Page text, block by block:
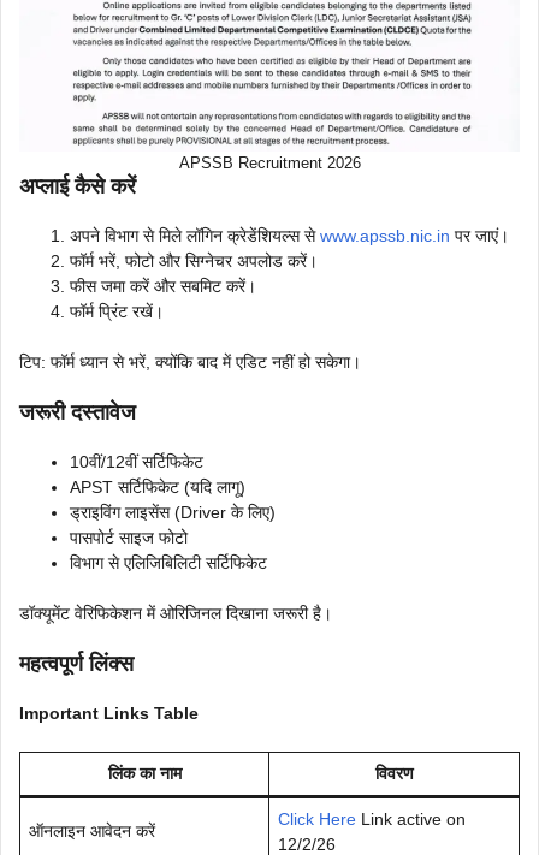
APSSB Recruitment 2026
अप्लाई कैसे करें
अपने विभाग से मिले लॉगिन क्रेडेंशियल्स सेwww.apssb.nic.in पर जाएं।
फॉर्म भरें, फोटो और सिग्नेचर अपलोड करें।
फीस जमा करें और सबमिट करें।
फॉर्म प्रिंट रखें।
टिप: फॉर्म ध्यान से भरें, क्योंकि बाद में एडिट नहीं हो सकेगा।
जरूरी दस्तावेज
10वीं/12वीं सर्टिफिकेट
APST सर्टिफिकेट (यदि लागू)
ड्राइविंग लाइसेंस (Driver के लिए)
पासपोर्ट साइज फोटो
विभाग से एलिजिबिलिटी सर्टिफिकेट
डॉक्यूमेंट वेरिफिकेशन में ओरिजिनल दिखाना जरूरी है।
महत्वपूर्ण लिंक्स
Important Links Table
लिंक का नाम विवरण
ऑनलाइन आवेदन करें
Click Here Link active on
12/2/26